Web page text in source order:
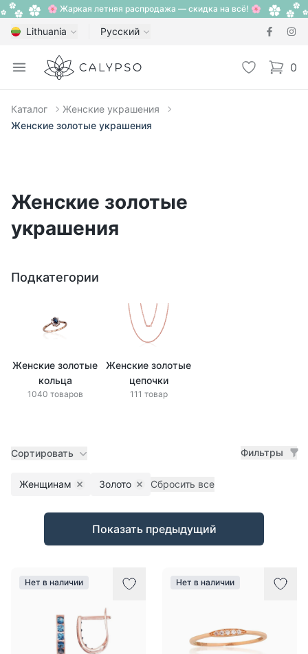
🌸 Жаркая летняя распродажа — скидка на всё! 🌸
Lithuania Русский
Open menu
Calypso Избранное
0
items
Каталог
Женские украшения
Женские золотые украшения
Женские золотые
украшения
Подкатегории
Женские золотые
кольца
1040 товаров
Женские золотые
цепочки
111 товар
Сортировать Фильтры
Женщинам Remove filter
Золото Remove filter
Сбросить все
Товары
Показать предыдущий
Нет в наличии Нет в наличии